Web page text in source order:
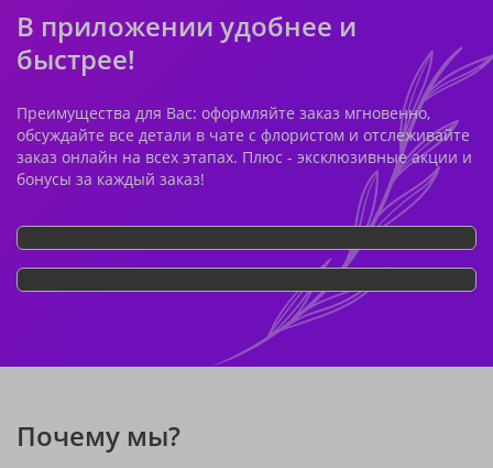
В приложении удобнее и
быстрее!
Преимущества для Вас: оформляйте заказ мгновенно,
обсуждайте все детали в чате с флористом и отслеживайте
заказ онлайн на всех этапах. Плюс - эксклюзивные акции и
бонусы за каждый заказ!
Почему мы?